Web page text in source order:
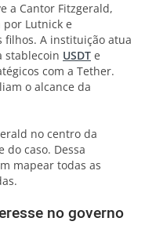
a Cantor Fitzgerald,
Lutnick e
filhos. A instituição atua
stablecoin USDT e
com a Tether.
o alcance da
no centro da
caso. Dessa
mapear todas as
no governo